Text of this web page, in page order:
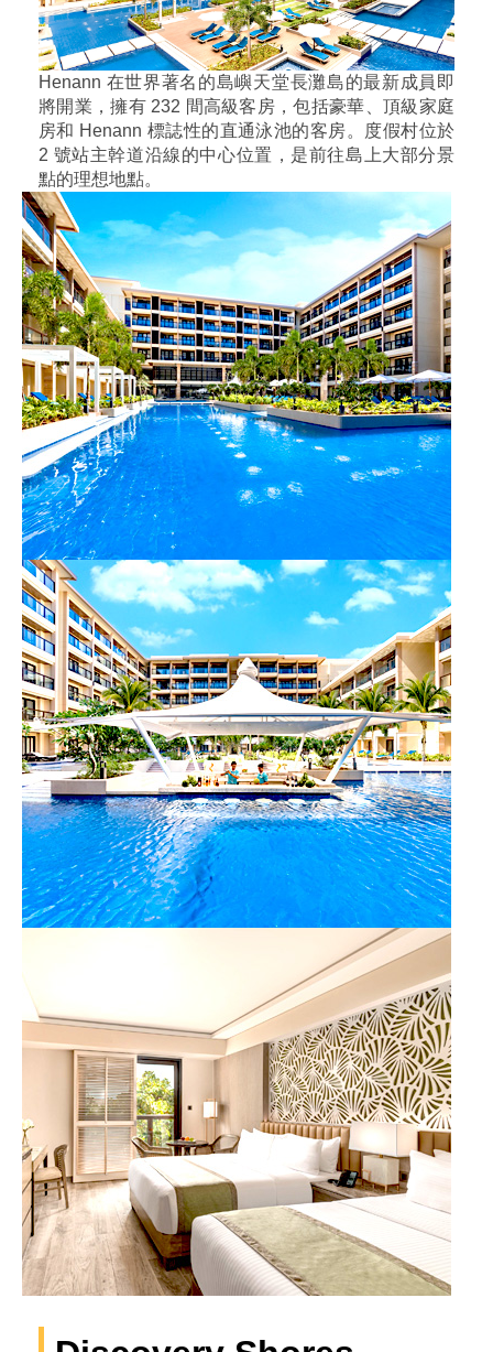
Henann 在世界著名的島嶼天堂長灘島的最新成員即
將開業，擁有 232 間高級客房，包括豪華、頂級家庭
房和 Henann 標誌性的直通泳池的客房。度假村位於
2 號站主幹道沿線的中心位置，是前往島上大部分景
點的理想地點。